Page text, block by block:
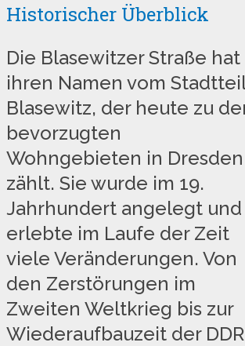
Historischer Überblick
Die Blasewitzer Straße hat
ihren Namen vom Stadtteil
Blasewitz, der heute zu
bevorzugten
Wohngebieten in Dresden
zählt. Sie wurde im 19.
Jahrhundert angelegt und
erlebte im Laufe der Zeit
viele Veränderungen. Von
den Zerstörungen im
Zweiten Weltkrieg bis zur
Wiederaufbauzeit der DDR